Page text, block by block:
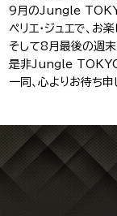
9月のJungle
ペリエ・ジュエで、お
そして8月最後の週末
是非Jungle
一同、心よりお待ち申